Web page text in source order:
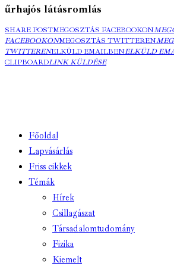
űrhajós látásromlás
SHARE POSTMEGOSZTÁS FACEBOOKON
FACEBOOKONMEGOSZTÁS TWITTEREN
TWITTERENELKÜLD EMAILBENELKÜLD
CLIPBOARDLINK KÜLDÉSE
Főoldal
Lapvásárlás
Friss cikkek
Témák
Hírek
Csillagászat
Társadalomtudomány
Fizika
Kiemelt